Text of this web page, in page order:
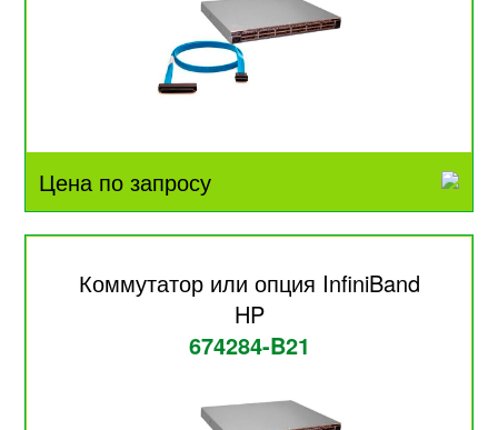
Цена по запросу
Коммутатор или опция InfiniBand
HP
674284-B21